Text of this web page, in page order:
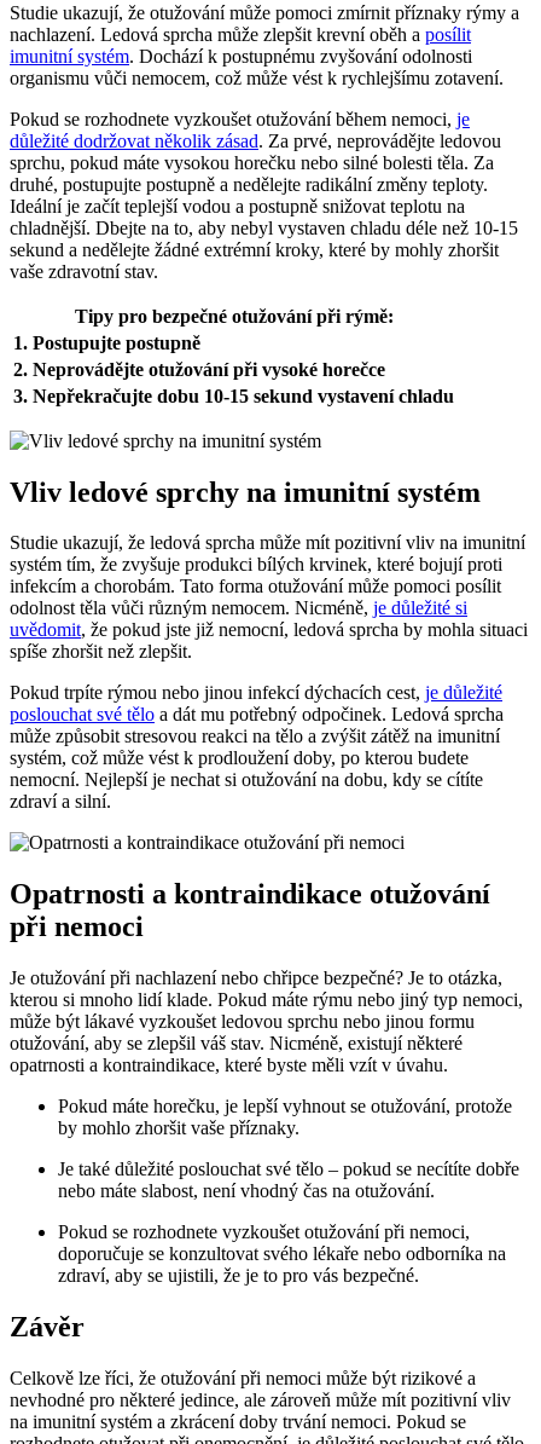
Studie ukazují, že otužování může pomoci zmírnit příznaky rýmy a
nachlazení. Ledová sprcha může zlepšit krevní oběh a posílit
imunitní systém. Dochází k postupnému zvyšování odolnosti
organismu vůči nemocem, což může vést k rychlejšímu zotavení.
Pokud se rozhodnete vyzkoušet otužování během nemoci, je
důležité dodržovat několik zásad. Za prvé, neprovádějte ledovou
sprchu, pokud máte vysokou horečku nebo silné bolesti těla. Za
druhé, postupujte postupně a nedělejte radikální změny teploty.
Ideální je začít teplejší vodou a postupně snižovat teplotu na
chladnější. Dbejte na to, aby nebyl vystaven chladu déle než 10-15
sekund a nedělejte žádné extrémní kroky, které by mohly zhoršit
vaše zdravotní stav.
Tipy pro bezpečné otužování při rýmě:
1. Postupujte postupně
2. Neprovádějte otužování při vysoké horečce
3. Nepřekračujte dobu 10-15 sekund vystavení chladu
Vliv ledové sprchy na imunitní systém
Studie ukazují, že ledová sprcha může mít pozitivní vliv na imunitní
systém tím, že zvyšuje produkci bílých krvinek, které bojují proti
infekcím a chorobám. Tato forma otužování může pomoci posílit
odolnost těla vůči různým nemocem. Nicméně, je důležité si
uvědomit, že pokud jste již nemocní, ledová sprcha by mohla situaci
spíše zhoršit než zlepšit.
Pokud trpíte rýmou nebo jinou infekcí dýchacích cest, je důležité
poslouchat své tělo a dát mu potřebný odpočinek. Ledová sprcha
může způsobit stresovou reakci na tělo a zvýšit zátěž na imunitní
systém, což může vést k prodloužení doby, po kterou budete
nemocní. Nejlepší je nechat si otužování na dobu, kdy se cítíte
zdraví a silní.
Opatrnosti a kontraindikace otužování
při nemoci
Je otužování při nachlazení nebo chřipce bezpečné? Je to otázka,
kterou si mnoho lidí klade. Pokud máte rýmu nebo jiný typ nemoci,
může být lákavé vyzkoušet ledovou sprchu nebo jinou formu
otužování, aby se zlepšil váš stav. Nicméně, existují některé
opatrnosti a kontraindikace, které byste měli vzít v úvahu.
Pokud máte horečku, je lepší vyhnout se otužování, protože
by mohlo zhoršit vaše příznaky.
Je také důležité poslouchat své tělo – pokud se necítíte dobře
nebo máte slabost, není vhodný čas na otužování.
Pokud se rozhodnete vyzkoušet otužování při nemoci,
doporučuje se konzultovat svého lékaře nebo odborníka na
zdraví, aby se ujistili, že je to pro vás bezpečné.
Závěr
Celkově lze říci, že otužování při nemoci může být rizikové a
nevhodné pro některé jedince, ale zároveň může mít pozitivní vliv
na imunitní systém a zkrácení doby trvání nemoci. Pokud se